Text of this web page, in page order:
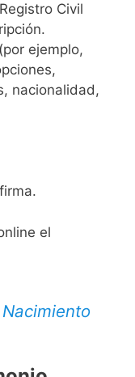
Civil
ejemplo,
nacionalidad,
el